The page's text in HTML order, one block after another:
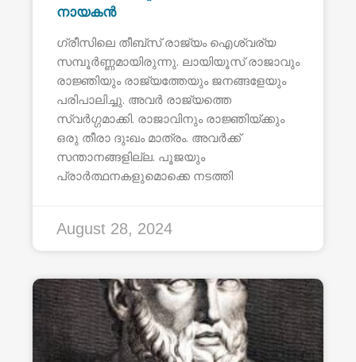
നായകൻ
ഗ്രീസിലെ തീബ്സ് രാജ്യം ഐശ്വര്യ
സമ്പൂർണ്ണമായിരുന്നു. ലായിയൂസ് രാജാവും
രാജ്ഞിയും രാജ്യത്തേയും ജനങ്ങളേയും
പരിപാലിച്ചു. അവർ രാജ്യത്തെ
സ്വർഗ്ഗമാക്കി. രാജാവിനും രാജ്ഞിയ്ക്കും
ഒരു തീരാ ദുഃഖം മാത്രം. അവർക്ക്
സന്താനങ്ങളില്ല. പൂജയും
പ്രാർത്ഥനകളുമൊക്കെ നടത്തി
August 28, 2024